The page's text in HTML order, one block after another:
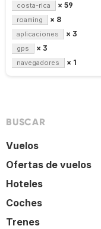
costa-rica × 59
roaming × 8
aplicaciones × 3
gps × 3
navegadores × 1
BUSCAR
Vuelos
Ofertas de vuelos
Hoteles
Coches
Trenes